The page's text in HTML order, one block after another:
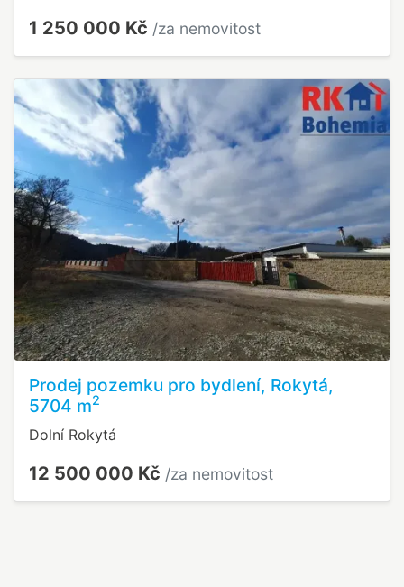
1 250 000 Kč /za nemovitost
Prodej pozemku pro bydlení, Rokytá,
5704 m2
Dolní Rokytá
12 500 000 Kč /za nemovitost